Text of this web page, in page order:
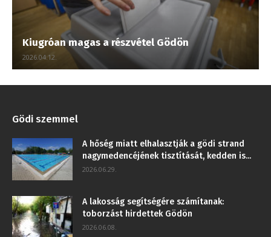
Kiugróan magas a részvétel Gödön
2026.04.12.
Gödi szemmel
A hőség miatt elhalasztják a gödi strand
nagymedencéjének tisztítását, kedden is...
2026.06.29.
A lakosság segítségére számítanak:
toborzást hirdettek Gödön
2026.06.08.